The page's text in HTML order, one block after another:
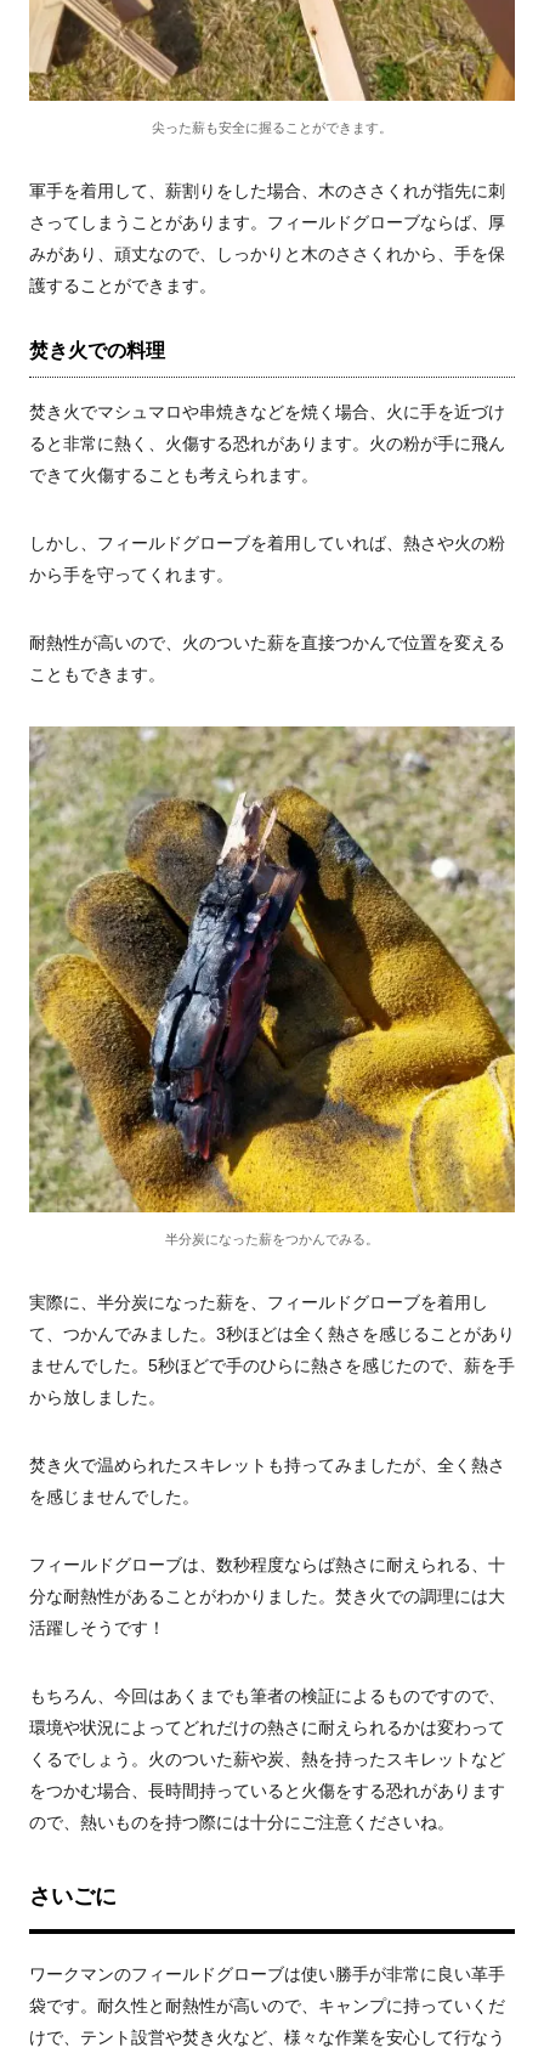
尖った薪も安全に握ることができます。
軍手を着用して、薪割りをした場合、木のささくれが指先に刺
さってしまうことがあります。フィールドグローブならば、厚
みがあり、頑丈なので、しっかりと木のささくれから、手を保
護することができます。
焚き火での料理
焚き火でマシュマロや串焼きなどを焼く場合、火に手を近づけ
ると非常に熱く、火傷する恐れがあります。火の粉が手に飛ん
できて火傷することも考えられます。
しかし、フィールドグローブを着用していれば、熱さや火の粉
から手を守ってくれます。
耐熱性が高いので、火のついた薪を直接つかんで位置を変える
こともできます。
半分炭になった薪をつかんでみる。
実際に、半分炭になった薪を、フィールドグローブを着用し
て、つかんでみました。3秒ほどは全く熱さを感じることがあり
ませんでした。5秒ほどで手のひらに熱さを感じたので、薪を手
から放しました。
焚き火で温められたスキレットも持ってみましたが、全く熱さ
を感じませんでした。
フィールドグローブは、数秒程度ならば熱さに耐えられる、十
分な耐熱性があることがわかりました。焚き火での調理には大
活躍しそうです！
もちろん、今回はあくまでも筆者の検証によるものですので、
環境や状況によってどれだけの熱さに耐えられるかは変わって
くるでしょう。火のついた薪や炭、熱を持ったスキレットなど
をつかむ場合、長時間持っていると火傷をする恐れがあります
ので、熱いものを持つ際には十分にご注意くださいね。
さいごに
ワークマンのフィールドグローブは使い勝手が非常に良い革手
袋です。耐久性と耐熱性が高いので、キャンプに持っていくだ
けで、テント設営や焚き火など、様々な作業を安心して行なう